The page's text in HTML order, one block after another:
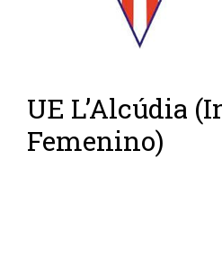
UE L’Alcúdia
Femenino)